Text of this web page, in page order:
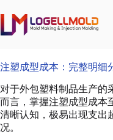
至
内
注塑成型成本：完整明细
对于外包塑料制品生产的
而言，掌握注塑成型成本
清晰认知，极易出现支出
况。